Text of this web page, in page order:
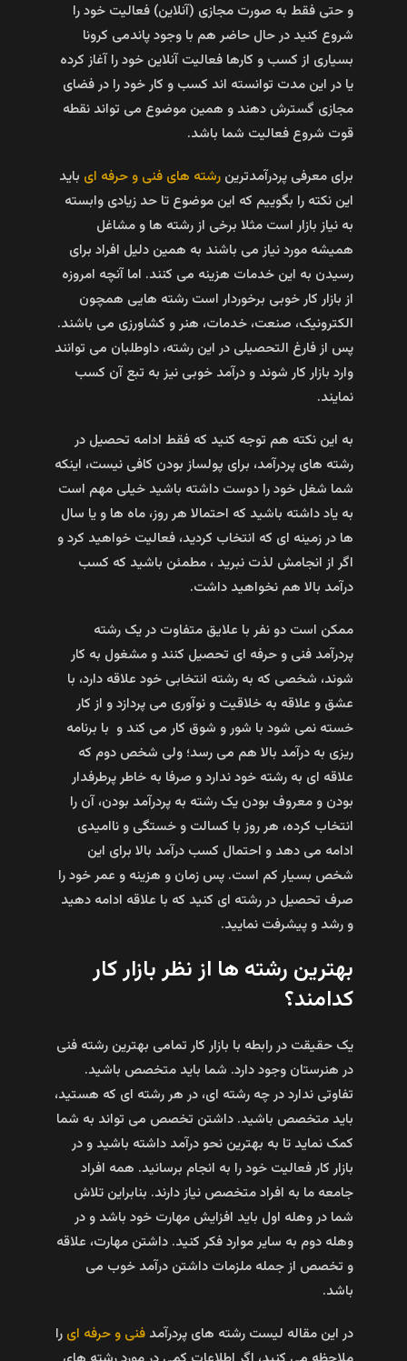
و حتی فقط به صورت مجازی (آنلاین) فعالیت خود را
شروع کنید در حال حاضر هم با وجود پاندمی کرونا
بسیاری از کسب و کارها فعالیت آنلاین خود را آغاز کرده
یا در این مدت توانسته اند کسب و کار خود را در فضای
مجازی گسترش دهند و همین موضوع می تواند نقطه
قوت شروع فعالیت شما باشد.
برای معرفی پردرآمدترین رشته های فنی و حرفه ای باید
این نکته را بگوییم که این موضوع تا حد زیادی وابسته
به نیاز بازار است مثلا برخی از رشته ها و مشاغل
همیشه مورد نیاز می باشند به همین دلیل افراد برای
رسیدن به این خدمات هزینه می کنند. اما آنچه امروزه
از بازار کار خوبی برخوردار است رشته هایی همچون
الکترونیک، صنعت، خدمات، هنر و کشاورزی می باشند.
پس از فارغ التحصیلی در این رشته، داوطلبان می توانند
وارد بازار کار شوند و درآمد خوبی نیز به تبع آن کسب
نمایند.
به این نکته هم توجه کنید که فقط ادامه تحصیل در
رشته های پردرآمد، برای پولساز بودن کافی نیست، اینکه
شما شغل خود را دوست داشته باشید خیلی مهم است
به یاد داشته باشید که احتمالا هر روز، ماه ها و یا سال
ها در زمینه ای که انتخاب کردید، فعالیت خواهید کرد و
اگر از انجامش لذت نبرید ، مطمئن باشید که کسب
درآمد بالا هم نخواهید داشت.
ممکن است دو نفر با علایق متفاوت در یک رشته
پردرآمد فنی و حرفه ای تحصیل کنند و مشغول به کار
شوند، شخصی که به رشته انتخابی خود علاقه دارد، با
عشق و علاقه به خلاقیت و نوآوری می پردازد و از کار
خسته نمی شود با شور و شوق کار می کند و با برنامه
ریزی به درآمد بالا هم می رسد؛ ولی شخص دوم که
علاقه ای به رشته خود ندارد و صرفا به خاطر پرطرفدار
بودن و معروف بودن یک رشته به پردرآمد بودن، آن را
انتخاب کرده، هر روز با کسالت و خستگی و ناامیدی
ادامه می دهد و احتمال کسب درآمد بالا برای این
شخص بسیار کم است. پس زمان و هزینه و عمر خود را
صرف تحصیل در رشته ای کنید که با علاقه ادامه دهید
و رشد و پیشرفت نمایید.
بهترین رشته ها از نظر بازار کار
کدامند؟
یک حقیقت در رابطه با بازار کار تمامی بهترین رشته فنی
در هنرستان وجود دارد. شما باید متخصص باشید.
تفاوتی ندارد در چه رشته ای، در هر رشته ای که هستید،
باید متخصص باشید. داشتن تخصص می تواند به شما
کمک نماید تا به بهترین نحو درآمد داشته باشید و در
بازار کار فعالیت خود را به انجام برسانید. همه افراد
جامعه ما به افراد متخصص نیاز دارند. بنابراین تلاش
شما در وهله اول باید افزایش مهارت خود باشد و در
وهله دوم به سایر موارد فکر کنید. داشتن مهارت، علاقه
و تخصص از جمله ملزمات داشتن درآمد خوب می
باشد.
در این مقاله لیست رشته های پردرآمد فنی و حرفه ای را